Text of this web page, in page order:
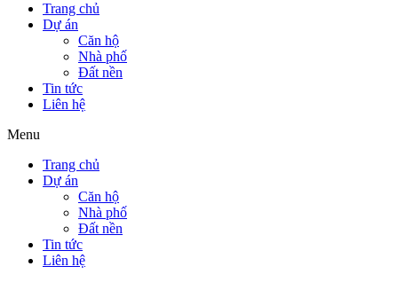
Trang chủ
Dự án
Căn hộ
Nhà phố
Đất nền
Tin tức
Liên hệ
Menu
Trang chủ
Dự án
Căn hộ
Nhà phố
Đất nền
Tin tức
Liên hệ